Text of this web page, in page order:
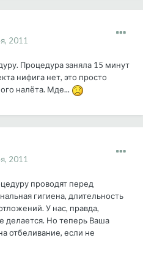
2011
Процедура заняла 15 минут
нифига нет, это просто
налёта. Мде...
2011
проводят перед
гигиена, длительность
У нас, правда,
делается. Но теперь Ваша
отбеливание, если не